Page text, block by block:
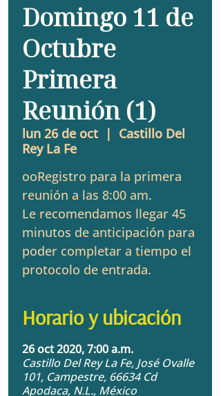
Domingo 11 de
Octubre
Primera
Reunión (1)
lun 26 de oct
  |
Castillo Del
Rey La Fe
ooRegistro para la primera
reunión a las 8:00 am.
Le recomendamos llegar 45
minutos de anticipación para
poder completar a tiempo el
protocolo de entrada.
Horario y ubicación
26 oct 2020, 7:00 a.m.
Castillo Del Rey La Fe, José Ovalle
101, Campestre, 66634 Cd
Apodaca, N.L., México